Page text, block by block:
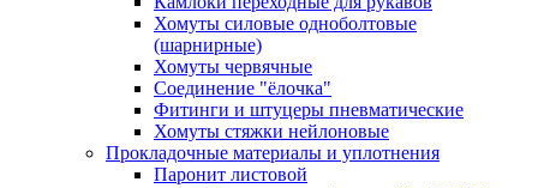
Хомуты силовые одноболтовые
(шарнирные)
Хомуты червячные
Соединение "ёлочка"
Фитинги и штуцеры пневматические
Хомуты стяжки нейлоновые
Прокладочные материалы и уплотнения
Паронит листовой